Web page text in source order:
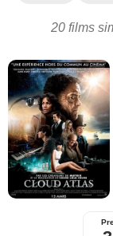
20 films